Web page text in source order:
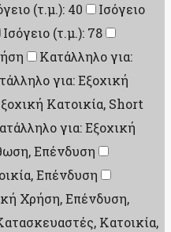
(τ.μ.): 40
Ισόγειο
Ισόγειο (τ.μ.): 78
Κατάλληλο για:
για: Εξοχική
Κατοικία, Short
για: Εξοχική
Επένδυση
Επένδυση
Χρήση, Επένδυση,
Κατοικία,